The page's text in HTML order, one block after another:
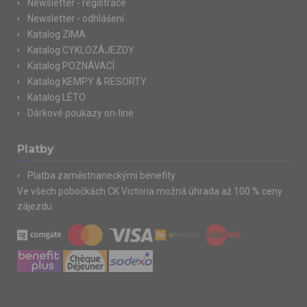
Newsletter - registrace
Newsletter - odhlášení
Katalog ZIMA
Katalog CYKLOZÁJEZDY
Katalog POZNÁVACÍ
Katalog KEMPY & RESORTY
Katalog LÉTO
Dárkové poukazy on-line
Platby
Platba zaměstnaneckými benefity
Ve všech pobočkách CK Victoria možná úhrada až 100 % ceny
zájezdu.